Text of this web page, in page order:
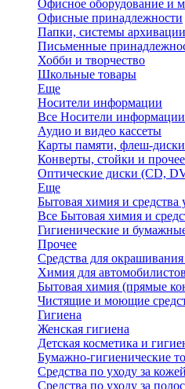
Офисное оборудование и
Офисные принадлежности
Папки, системы
Письменные
Хобби и творчество
Школьные товары
Еще
Носители информации
Все Носители информации
Аудио и видео кассеты
Карты памяти, флеш-диски
Конверты, стойки и прочее
Оптические диски (CD,
Еще
Бытовая химия и средства
Все Бытовая химия и
Гигиенические и
Прочее
Средства для
Химия для автомобилистов
Бытовая химия (прямые
Чистящие и моющие
Гигиена
Женская гигиена
Детская косметика и
Бумажно-гигиенические
Средства по уходу за
Средства по уходу за